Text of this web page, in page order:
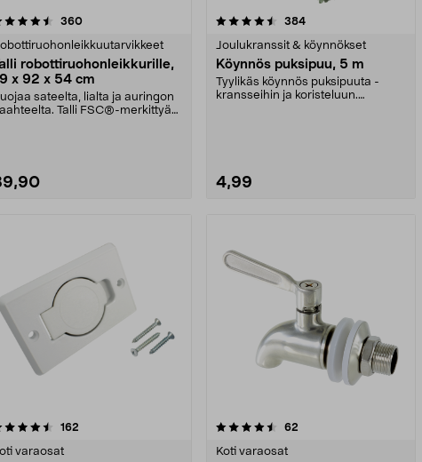
360arvostelut
robottiruohonleikkurille,
x 92 x 54 cm
sateelta, lialta ja auringon
Talli FSC®-merkittyä
4.5 viidestä
384arvostelut
Joulukranssit & köynnökset
Köynnös puksipuu, 5 m
Tyylikäs köynnös puksipuuta -
kransseihin ja koristeluun.
4,99
4.5 viidestä
162
varaosat
4.5 viidestä
62
Koti varaosat
4.5 viidestä